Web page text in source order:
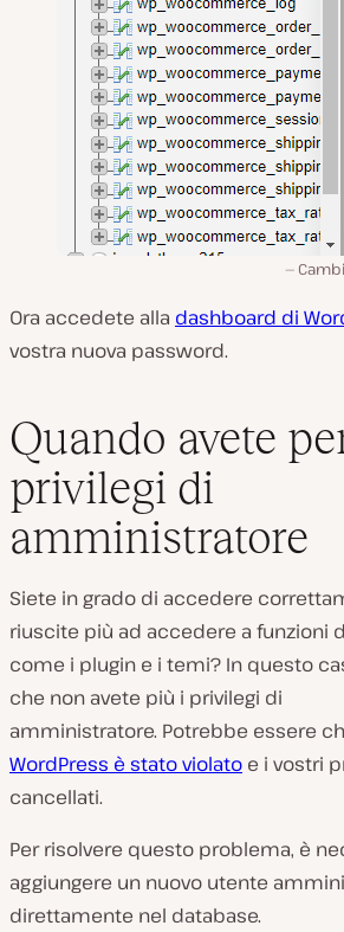
Ora accedete alla dashboard di
vostra nuova password.
Quando avete
privilegi di
amministratore
Siete in grado di accedere
riuscite più ad accedere a funzioni
come i plugin e i temi? In questo
che non avete più i privilegi di
amministratore. Potrebbe essere
WordPress è stato violato e i vostri
cancellati.
Per risolvere questo problema, è
aggiungere un nuovo utente
direttamente nel database.